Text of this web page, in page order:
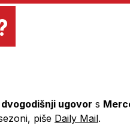
dvogodišnji ugovor s
piše Daily Mail.